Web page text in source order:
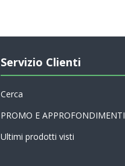
Servizio Clienti
Cerca
PROMO E APPROFONDIMENTI
Ultimi prodotti visti